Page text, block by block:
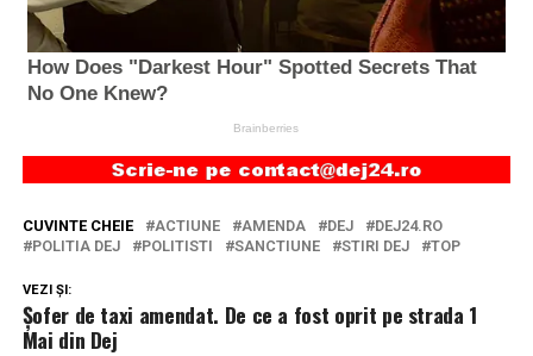
CUVINTE CHEIE ACTIUNE AMENDA DEJ
DEJ24.RO
POLITIA DEJ
POLITISTI SANCTIUNE STIRI DEJ TOP
VEZI ȘI:
Șofer de taxi amendat. De ce a fost oprit pe strada 1
Mai din Dej